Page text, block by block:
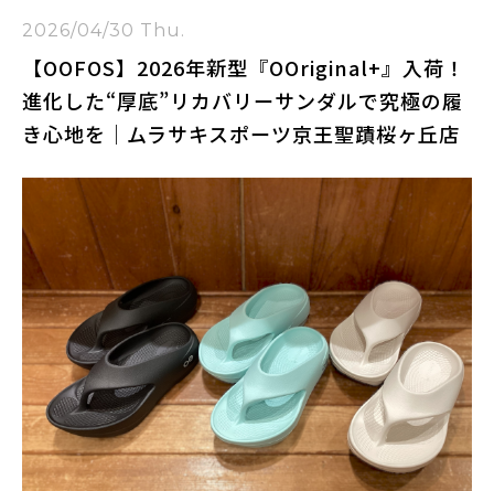
2026/04/30 Thu.
【OOFOS】2026年新型『OOriginal+』入荷！
進化した“厚底”リカバリーサンダルで究極の履
き心地を｜ムラサキスポーツ京王聖蹟桜ヶ丘店